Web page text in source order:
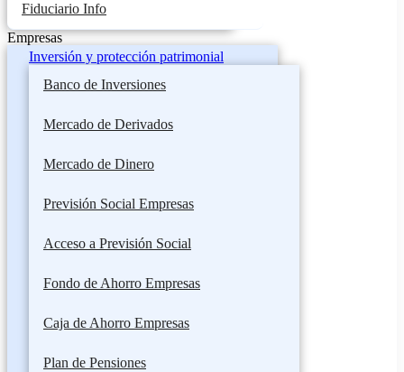
Fiduciario Info
Empresas
Inversión y protección patrimonial
Banco de Inversiones
Mercado de Derivados
Mercado de Dinero
Previsión Social Empresas
Acceso a Previsión Social
Fondo de Ahorro Empresas
Caja de Ahorro Empresas
Plan de Pensiones